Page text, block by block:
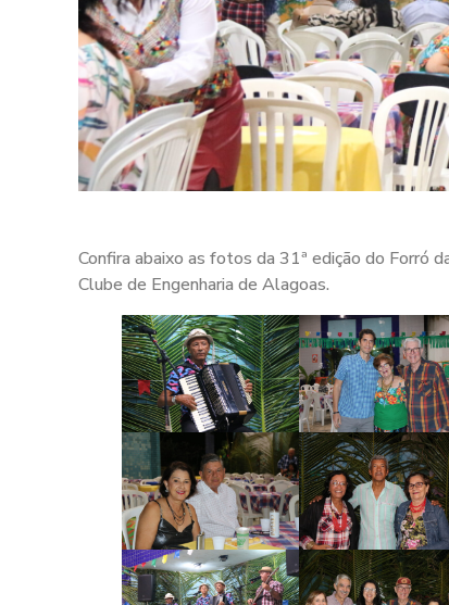
Confira abaixo as fotos da 31ª edição do Forró
Clube de Engenharia de Alagoas.